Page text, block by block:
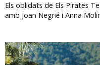
Els oblidats de Els Pirates
amb Joan Negrié i Anna